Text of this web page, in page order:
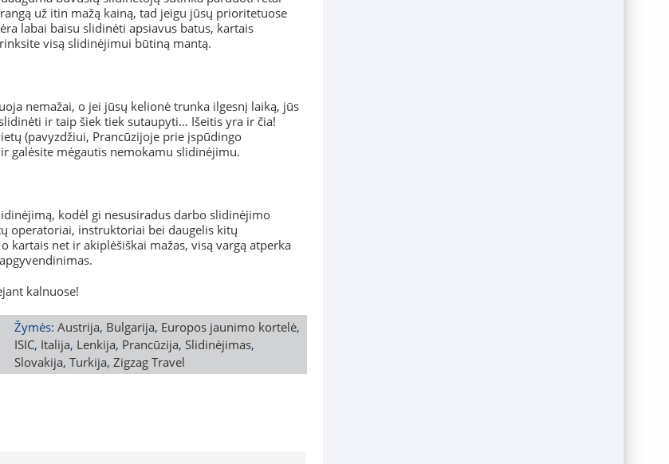
už itin mažą kainą, tad jeigu jūsų prioritetuose
labai baisu slidinėti apsiavus batus, kartais
visą slidinėjimui būtiną mantą.
nemažai, o jei jūsų kelionė trunka ilgesnį laiką, jūs
ir taip šiek tiek sutaupyti… Išeitis yra ir čia!
(pavyzdžiui, Prancūzijoje prie įspūdingo
galėsite mėgautis nemokamu slidinėjimu.
kodėl gi nesusiradus darbo slidinėjimo
operatoriai, instruktoriai bei daugelis kitų
net ir akiplėšiškai mažas, visą vargą atperka
kalnuose!
Žymės: Austrija, Bulgarija, Europos jaunimo kortelė,
ISIC, Italija, Lenkija, Prancūzija, Slidinėjimas,
Slovakija, Turkija, Zigzag Travel